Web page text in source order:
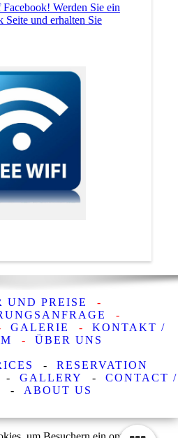
Werden Sie ein
Seite und erhalten Sie
UND PREISE
-
-
GALERIE -
KONTAKT /
- ÜBER UNS
-
RESERVATION
- GALLERY -
CONTACT /
- ABOUT US